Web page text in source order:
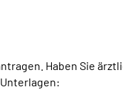
Haben Sie